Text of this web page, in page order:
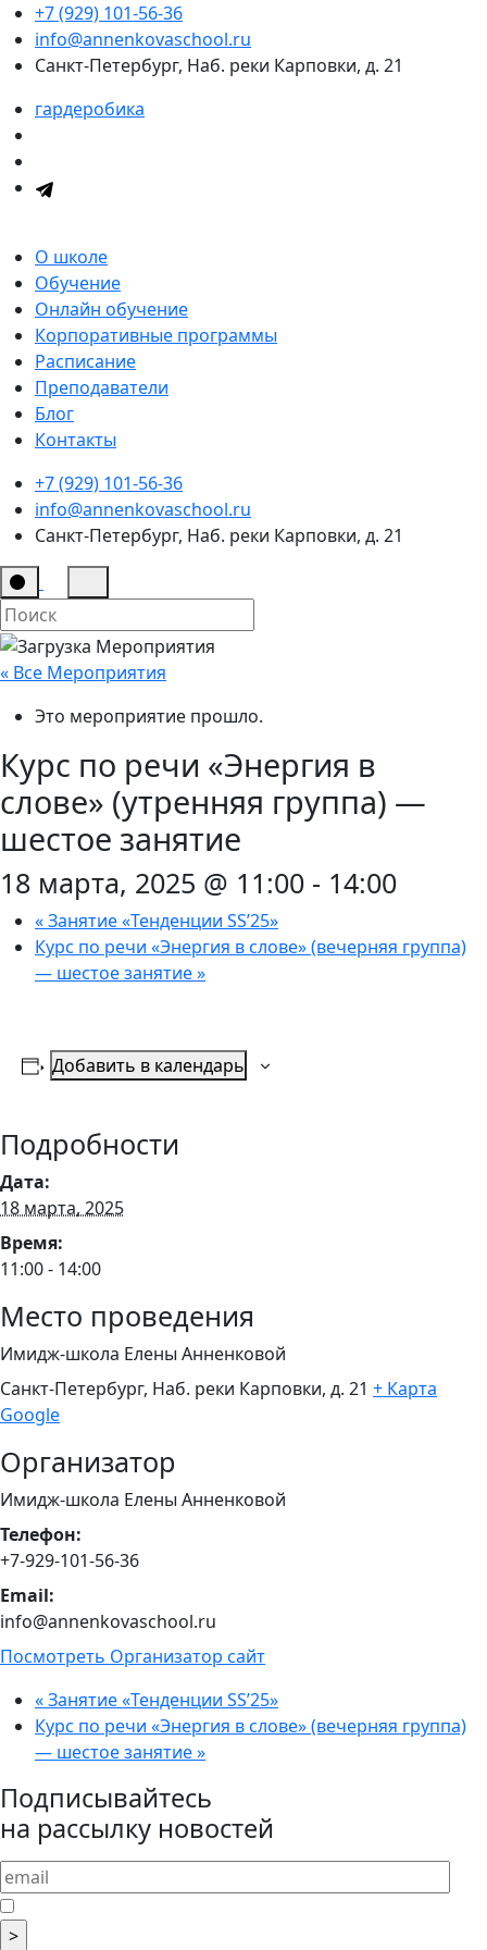
+7 (929) 101-56-36
info@annenkovaschool.ru
Санкт-Петербург, Наб. реки Карповки, д. 21
гардеробика
О школе
Обучение
Онлайн обучение
Корпоративные программы
Расписание
Преподаватели
Блог
Контакты
+7 (929) 101-56-36
info@annenkovaschool.ru
Санкт-Петербург, Наб. реки Карповки, д. 21
« Все Мероприятия
Это мероприятие прошло.
Курс по речи «Энергия в
слове» (утренняя группа) —
шестое занятие
18 марта, 2025 @ 11:00 - 14:00
«Занятие «Тенденции SS’25»
Курс по речи «Энергия в слове» (вечерняя группа)
— шестое занятие»
Добавить в календарь
Подробности
Дата:
18 марта, 2025
Время:
11:00 - 14:00
Место проведения
Имидж-школа Елены Анненковой
Санкт-Петербург, Наб. реки Карповки, д. 21 + Карта
Google
Организатор
Имидж-школа Елены Анненковой
Телефон:
+7-929-101-56-36
Email:
info@annenkovaschool.ru
Посмотреть Организатор сайт
«Занятие «Тенденции SS’25»
Курс по речи «Энергия в слове» (вечерняя группа)
— шестое занятие»
Подписывайтесь
на рассылку новостей